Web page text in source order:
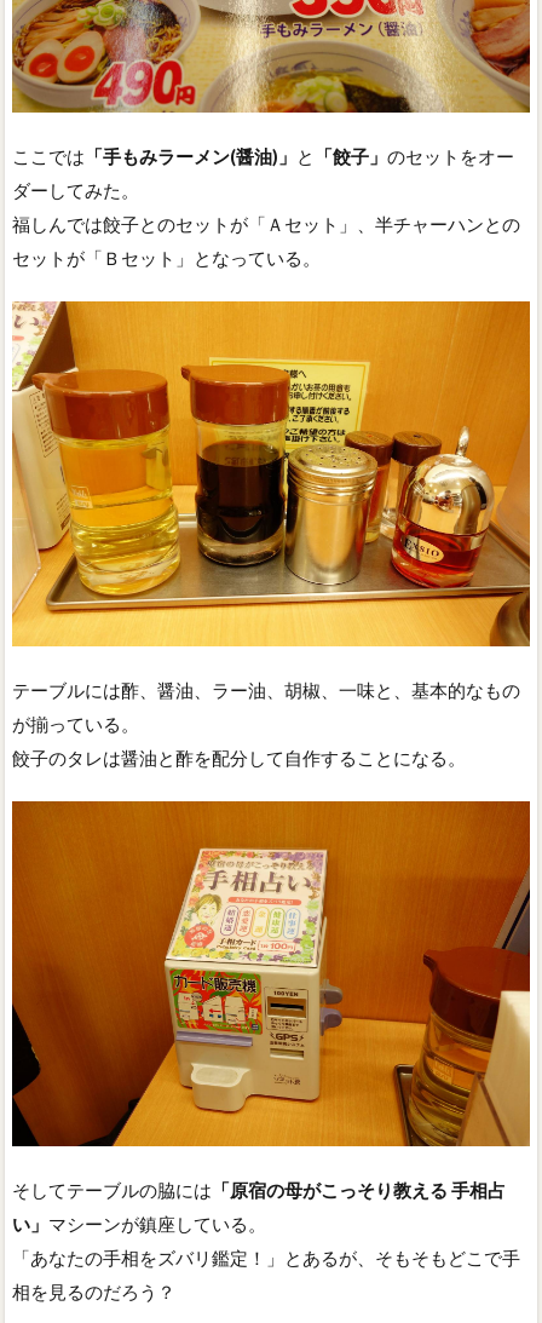
ここでは 「手もみラーメン(醤油)」 と 「餃子」 のセットをオー
ダーしてみた。
福しんでは餃子とのセットが「Ａセット」、半チャーハンとの
セットが「Ｂセット」となっている。
テーブルには酢、醤油、ラー油、胡椒、一味と、基本的なもの
が揃っている。
餃子のタレは醤油と酢を配分して自作することになる。
そしてテーブルの脇には 「原宿の母がこっそり教える 手相占
い」 マシーンが鎮座している。
「あなたの手相をズバリ鑑定！」とあるが、そもそもどこで手
相を見るのだろう？